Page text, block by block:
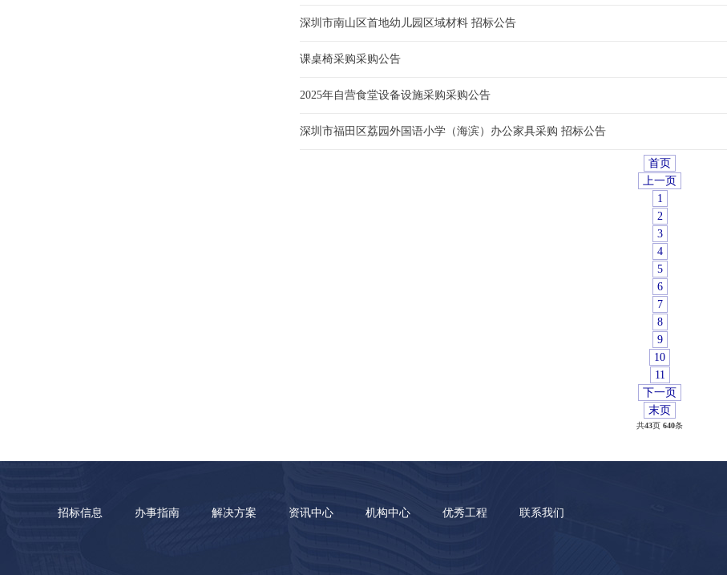
深圳市南山区首地幼儿园区域材料 招标公告
课桌椅采购采购公告
2025年自营食堂设备设施采购采购公告
深圳市福田区荔园外国语小学（海滨）办公家具采购 招标公告
首页
上一页
1
2
3
4
5
6
7
8
9
10
11
下一页
末页
共43页 640条
招标信息 办事指南 解决方案 资讯中心 机构中心 优秀工程 联系我们